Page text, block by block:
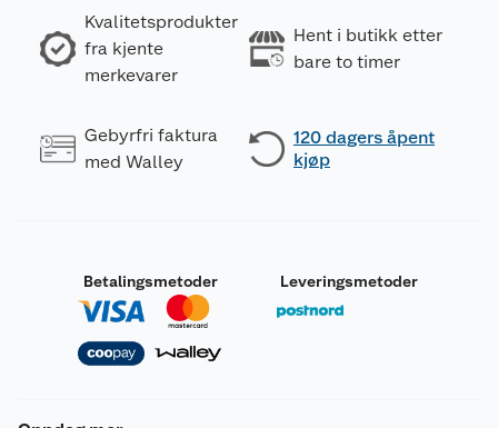
Kvalitetsprodukter
fra kjente
merkevarer
Hent i butikk etter
bare to timer
Gebyrfri faktura
med Walley
120 dagers åpent
kjøp
Betalingsmetoder Leveringsmetoder